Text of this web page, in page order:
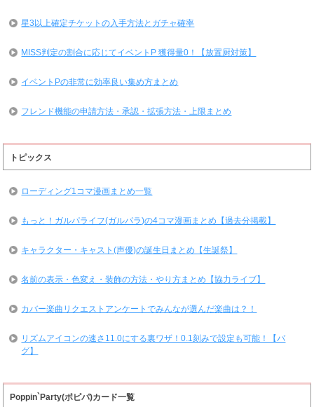
星3以上確定チケットの入手方法とガチャ確率
MISS判定の割合に応じてイベントP 獲得量0！【放置厨対策】
イベントPの非常に効率良い集め方まとめ
フレンド機能の申請方法・承認・拡張方法・上限まとめ
トピックス
ローディング1コマ漫画まとめ一覧
もっと！ガルパライフ(ガルパラ)の4コマ漫画まとめ【過去分掲載】
キャラクター・キャスト(声優)の誕生日まとめ【生誕祭】
名前の表示・色変え・装飾の方法・やり方まとめ【協力ライブ】
カバー楽曲リクエストアンケートでみんなが選んだ楽曲は？！
リズムアイコンの速さ11.0にする裏ワザ！0.1刻みで設定も可能！【バ
グ】
Poppin`Party(ポピパ)カード一覧